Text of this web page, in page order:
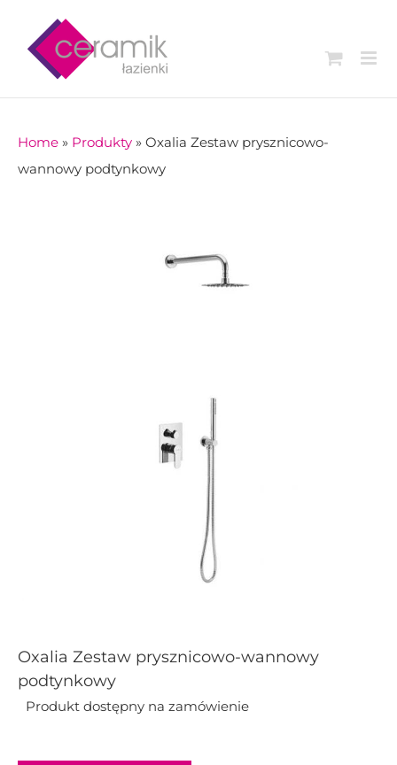
content
Home » Produkty » Oxalia Zestaw prysznicowo-
wannowy podtynkowy
Oxalia Zestaw prysznicowo-wannowy
podtynkowy
Produkt dostępny na zamówienie